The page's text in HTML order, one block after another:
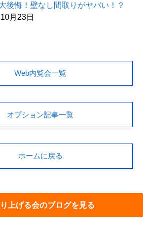
後悔！壁なし間取りがヤバい！？
月23日
Web内覧会一覧
オプション記事一覧
ホームに戻る
上げる会のブログを見る